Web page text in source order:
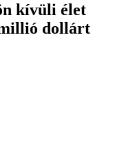
kívüli élet
dollárt